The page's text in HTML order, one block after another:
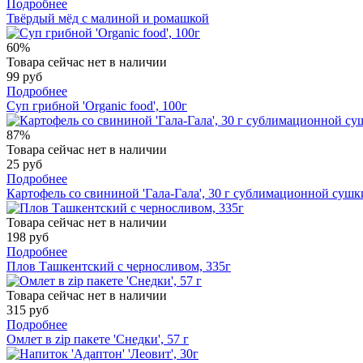
Подробнее
Твёрдый мёд с малиной и ромашкой
60%
Товара сейчас нет в наличии
99 руб
Подробнее
Суп грибной 'Organic food', 100г
87%
Товара сейчас нет в наличии
25 руб
Подробнее
Картофель со свининой 'Гала-Гала', 30 г сублимационной
Товара сейчас нет в наличии
198 руб
Подробнее
Плов Ташкентский с черносливом, 335г
Товара сейчас нет в наличии
315 руб
Подробнее
Омлет в zip пакете 'Снедки', 57 г